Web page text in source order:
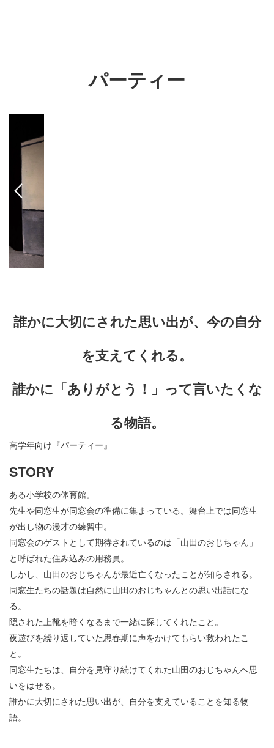
パーティー
誰かに大切にされた思い出が、今の自分
を支えてくれる。
誰かに「ありがとう！」って言いたくな
る物語。
高学年向け『パーティー』
STORY
ある小学校の体育館。
先生や同窓生が同窓会の準備に集まっている。舞台上では同窓生
が出し物の漫才の練習中。
同窓会のゲストとして期待されているのは「山田のおじちゃん」
と呼ばれた住み込みの用務員。
しかし、山田のおじちゃんが最近亡くなったことが知らされる。
同窓生たちの話題は自然に山田のおじちゃんとの思い出話にな
る。
隠された上靴を暗くなるまで一緒に探してくれたこと。
夜遊びを繰り返していた思春期に声をかけてもらい救われたこ
と。
同窓生たちは、自分を見守り続けてくれた山田のおじちゃんへ思
いをはせる。
誰かに大切にされた思い出が、自分を支えていることを知る物
語。